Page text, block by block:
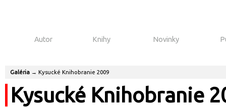
Autor Knihy Novinky
Galéria → Kysucké Knihobranie 2009
Kysucké Knihobranie